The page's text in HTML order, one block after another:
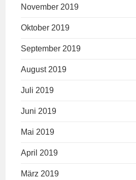
November 2019
Oktober 2019
September 2019
August 2019
Juli 2019
Juni 2019
Mai 2019
April 2019
März 2019